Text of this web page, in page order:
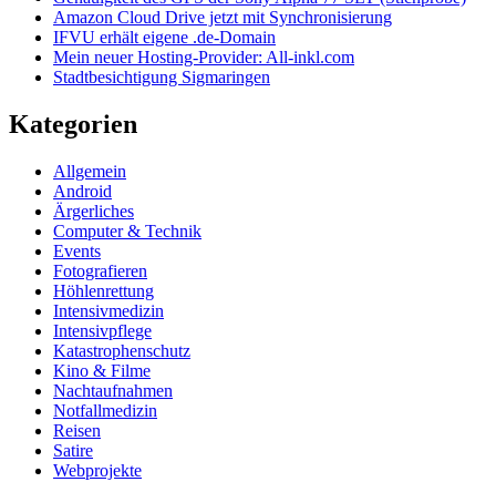
Widget-
Bereich
Amazon Cloud Drive jetzt mit Synchronisierung
IFVU erhält eigene .de-Domain
Mein neuer Hosting-Provider: All-inkl.com
Stadtbesichtigung Sigmaringen
Kategorien
Allgemein
Android
Ärgerliches
Computer & Technik
Events
Fotografieren
Höhlenrettung
Intensivmedizin
Intensivpflege
Katastrophenschutz
Kino & Filme
Nachtaufnahmen
Notfallmedizin
Reisen
Satire
Webprojekte